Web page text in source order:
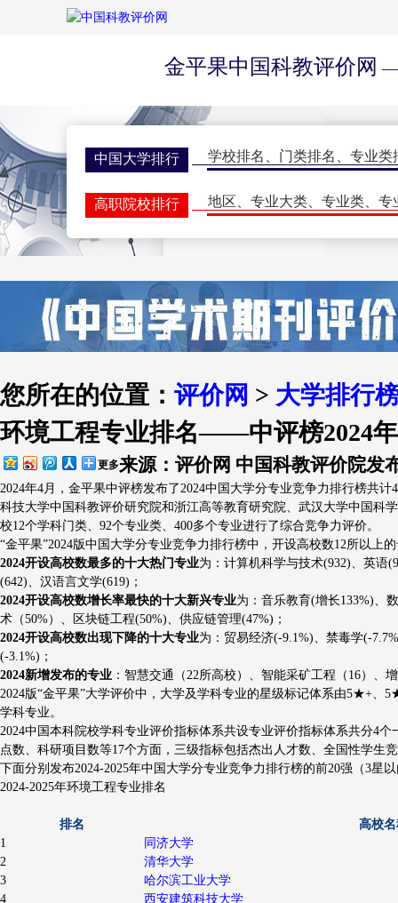
金平果中国科教评价网 —
中国大学排行 学校排名 门类排名 专业类
高职院校排行 地区 专业大类 专业类 专
研究生排行榜
世界大学排名 一流大学 、
学术期刊评价 期刊排名、 核心期刊、评价动
学术会议 双一流会议 、 双高会议 、期刊
排行简介 评价指标 出版物 大学
您所在的位置： 评价网 > 大学排行
环境工程专业排名——中评榜2024
来源：评价网 中国科教评价院发
更多
2024年4月，金平果中评榜发布了2024中国大学分专业竞争力排行榜共
科技大学中国科教评价研究院和浙江高等教育研究院、武汉大学中国科
校12个学科门类、92个专业类、400多个专业进行了综合竞争力评价。
“金平果”2024版中国大学分专业竞争力排行榜中，开设高校数12所以
2024开设高校数最多的十大热门专业为：计算机科学与技术(932)、英语
(642)、汉语言文学(619)；
2024开设高校数增长率最快的十大新兴专业为：音乐教育(增长133%)、
术（50%）、区块链工程(50%)、供应链管理(47%)；
2024开设高校数出现下降的十大专业为：贸易经济(-9.1%)、禁毒学(-
(-3.1%)；
2024新增发布的专业 ：智慧交通（22所高校）、智能采矿工程（16）、
2024版“金平果”大学评价中，大学及学科专业的星级标记体系由5★+
学科专业。
2024中国本科院校学科专业评价指标体系共设专业评价指标体系共分4
点数、科研项目数等17个方面，三级指标包括杰出人才数、全国性学生
下面分别发布2024-2025年中国大学分专业竞争力排行榜的前20强（3星
2024-2025年环境工程专业排名
排名
高校
1
同济大学
2
清华大学
3
哈尔滨工业大学
4
西安建筑科技大学